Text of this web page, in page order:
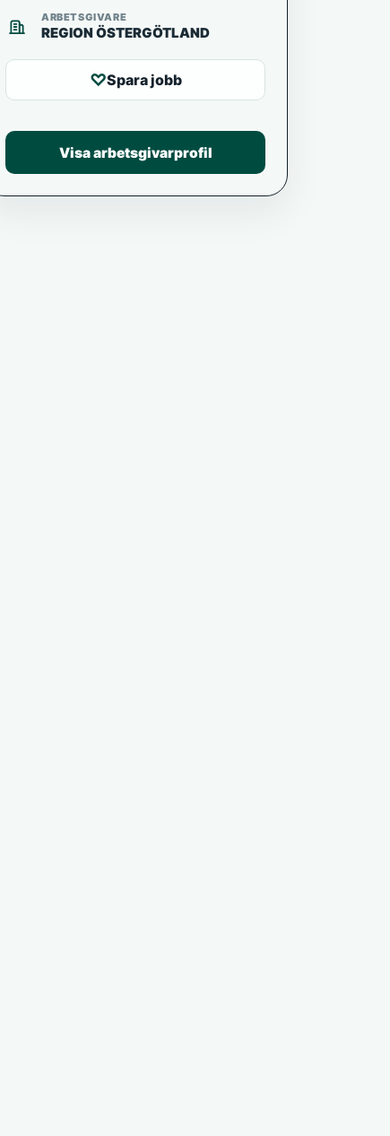
ARBETSGIVARE
REGION ÖSTERGÖTLAND
♡Spara jobb
Visa arbetsgivarprofil